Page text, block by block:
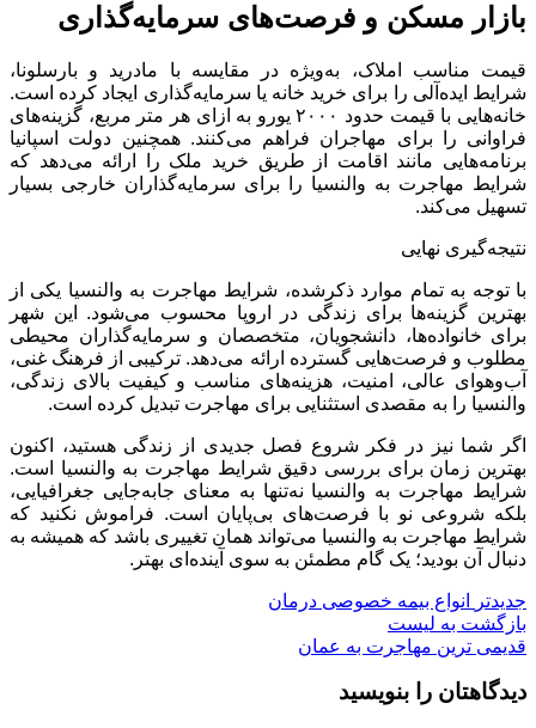
بازار مسکن و فرصت‌های سرمایه‌گذاری
قیمت مناسب املاک، به‌ویژه در مقایسه با مادرید و بارسلونا،
شرایط ایده‌آلی را برای خرید خانه یا سرمایه‌گذاری ایجاد کرده است.
خانه‌هایی با قیمت حدود ۲۰۰۰ یورو به ازای هر متر مربع، گزینه‌های
فراوانی را برای مهاجران فراهم می‌کنند. همچنین دولت اسپانیا
برنامه‌هایی مانند اقامت از طریق خرید ملک را ارائه می‌دهد که
شرایط مهاجرت به والنسیا را برای سرمایه‌گذاران خارجی بسیار
تسهیل می‌کند.
نتیجه‌گیری نهایی
با توجه به تمام موارد ذکرشده، شرایط مهاجرت به والنسیا یکی از
بهترین گزینه‌ها برای زندگی در اروپا محسوب می‌شود. این شهر
برای خانواده‌ها، دانشجویان، متخصصان و سرمایه‌گذاران محیطی
مطلوب و فرصت‌هایی گسترده ارائه می‌دهد. ترکیبی از فرهنگ غنی،
آب‌وهوای عالی، امنیت، هزینه‌های مناسب و کیفیت بالای زندگی،
والنسیا را به مقصدی استثنایی برای مهاجرت تبدیل کرده است.
اگر شما نیز در فکر شروع فصل جدیدی از زندگی هستید، اکنون
بهترین زمان برای بررسی دقیق شرایط مهاجرت به والنسیا است.
شرایط مهاجرت به والنسیا نه‌تنها به معنای جابه‌جایی جغرافیایی،
بلکه شروعی نو با فرصت‌های بی‌پایان است. فراموش نکنید که
شرایط مهاجرت به والنسیا می‌تواند همان تغییری باشد که همیشه به
دنبال آن بودید؛ یک گام مطمئن به سوی آینده‌ای بهتر.
جدیدتر
انواع بیمه خصوصی درمان
بازگشت به لیست
قدیمی ترین مهاجرت به عمان
دیدگاهتان را بنویسید